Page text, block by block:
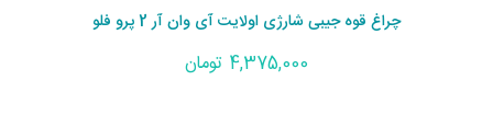
چراغ قوه جیبی شارژی اولایت آی وان آر 2 پرو فلو
4,375,000 تومان